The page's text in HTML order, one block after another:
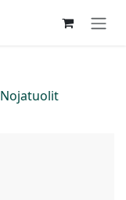
Nojatuolit